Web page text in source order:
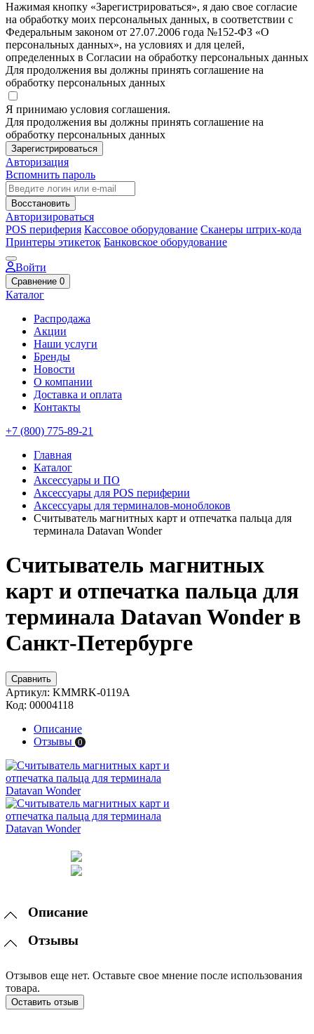
Нажимая кнопку «Зарегистрироваться», я даю свое согласие
на обработку моих персональных данных, в соответствии с
Федеральным законом от 27.07.2006 года №152-ФЗ «О
персональных данных», на условиях и для целей,
определенных в Согласии на обработку персональных данных
Для продолжения вы должны принять соглашение на
обработку персональных данных
Я принимаю условия соглашения.
Для продолжения вы должны принять соглашение на
обработку персональных данных
Зарегистрироваться
Авторизация
Вспомнить пароль
Восстановить
Авторизироваться
POS периферия Кассовое оборудование Сканеры штрих-кода
Принтеры этикеток Банковское оборудование
Войти
Сравнение 0
Каталог
Распродажа
Акции
Наши услуги
Бренды
Новости
О компании
Доставка и оплата
Контакты
+7 (800) 775-89-21
Главная
Каталог
Аксессуары и ПО
Аксессуары для POS периферии
Аксессуары для терминалов-моноблоков
Считыватель магнитных карт и отпечатка пальца для
терминала Datavan Wonder
Считыватель магнитных
карт и отпечатка пальца для
терминала Datavan Wonder в
Санкт-Петербурге
Сравнить
Артикул: KMMRK-0119A
Код: 00004118
Описание
Отзывы 0
Описание
Отзывы
Отзывов еще нет. Оставьте свое мнение после использования
товара.
Оставить отзыв